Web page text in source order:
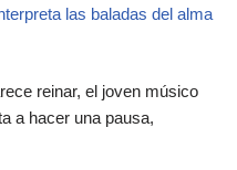
las baladas del alma
reinar, el joven músico
a hacer una pausa,